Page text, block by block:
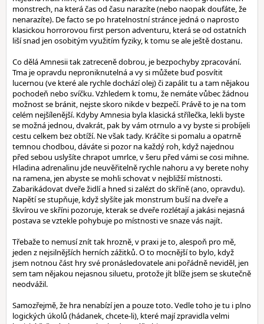
monstrech, na která čas od času narazíte (nebo naopak doufáte, že
nenarazíte). De facto se po hratelnostní stránce jedná o naprosto
klasickou horrorovou first person adventuru, která se od ostatních
liší snad jen osobitým využitím fyziky, k tomu se ale ještě dostanu.
Co dělá Amnesii tak zatreceně dobrou, je bezpochyby zpracování.
Tma je opravdu neproniknutelná a vy si můžete buď posvítit
lucernou (ve které ale rychle dochází olej) či zapálit tu a tam nějakou
pochodeň nebo svíčku. Vzhledem k tomu, že nemáte vůbec žádnou
možnost se bránit, nejste skoro nikde v bezpečí. Právě to je na tom
celém nejšílenější. Kdyby Amnesia byla klasická střílečka, lekli byste
se možná jednou, dvakrát, pak by vám otrnulo a vy byste si probíjeli
cestu celkem bez obtíží. Ne však tady. Kráčíte si pomalu a opatrně
temnou chodbou, dáváte si pozor na každý roh, když najednou
před sebou uslyšíte chrapot umrlce, v šeru před vámi se cosi mihne.
Hladina adrenalinu jde neuvěřitelně rychle nahoru a vy berete nohy
na ramena, jen abyste se mohli schovat v nejbližší místnosti.
Zabarikádovat dveře židlí a hned si zalézt do skříně (ano, opravdu).
Napětí se stupňuje, když slyšíte jak monstrum buší na dveře a
škvírou ve skříni pozoruje, kterak se dveře rozlétají a jakási nejasná
postava se vztekle pohybuje po místnosti ve snaze vás najít.
Třebaže to nemusí znít tak hrozně, v praxi je to, alespoň pro mě,
jeden z nejsilnějších herních zážitků. O to mocnější to bylo, když
jsem notnou část hry své pronásledovatele ani pořádně neviděl, jen
sem tam nějakou nejasnou siluetu, protože jít blíže jsem se skutečně
neodvážil.
Samozřejmě, že hra nenabízí jen a pouze toto. Vedle toho je tu i plno
logických úkolů (hádanek, chcete-li), které mají zpravidla velmi